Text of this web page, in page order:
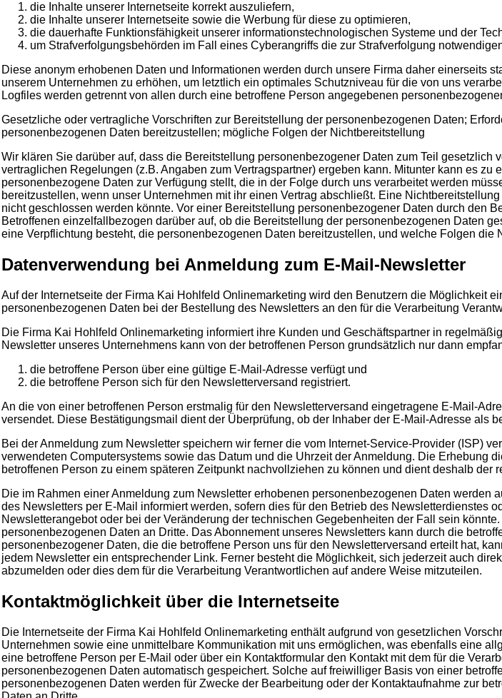
die Inhalte unserer Internetseite korrekt auszuliefern,
die Inhalte unserer Internetseite sowie die Werbung für diese zu optimieren,
die dauerhafte Funktionsfähigkeit unserer informationstechnologischen Systeme und der
um Strafverfolgungsbehörden im Fall eines Cyberangriffs die zur Strafverfolgung
Diese anonym erhobenen Daten und Informationen werden durch unsere Firma daher einerseits
unserem Unternehmen zu erhöhen, um letztlich ein optimales Schutzniveau für die von uns
Logfiles werden getrennt von allen durch eine betroffene Person angegebenen
Gesetzliche oder vertragliche Vorschriften zur Bereitstellung der personenbezogenen Daten;
personenbezogenen Daten bereitzustellen; mögliche Folgen der Nichtbereitstellung
Wir klären Sie darüber auf, dass die Bereitstellung personenbezogener Daten zum Teil
vertraglichen Regelungen (z.B. Angaben zum Vertragspartner) ergeben kann. Mitunter kann es
personenbezogene Daten zur Verfügung stellt, die in der Folge durch uns verarbeitet werden
bereitzustellen, wenn unser Unternehmen mit ihr einen Vertrag abschließt. Eine
nicht geschlossen werden könnte. Vor einer Bereitstellung personenbezogener Daten durch den
Betroffenen einzelfallbezogen darüber auf, ob die Bereitstellung der personenbezogenen Daten
eine Verpflichtung besteht, die personenbezogenen Daten bereitzustellen, und welche Folgen
Datenverwendung bei Anmeldung zum E-Mail-Newsletter
Auf der Internetseite der Firma Kai Hohlfeld Onlinemarketing wird den Benutzern die Möglichkeit
personenbezogenen Daten bei der Bestellung des Newsletters an den für die Verarbeitung
Die Firma Kai Hohlfeld Onlinemarketing informiert ihre Kunden und Geschäftspartner in
Newsletter unseres Unternehmens kann von der betroffenen Person grundsätzlich nur dann
die betroffene Person über eine gültige E-Mail-Adresse verfügt und
die betroffene Person sich für den Newsletterversand registriert.
An die von einer betroffenen Person erstmalig für den Newsletterversand eingetragene E-Mail-
versendet. Diese Bestätigungsmail dient der Überprüfung, ob der Inhaber der E-Mail-Adresse als
Bei der Anmeldung zum Newsletter speichern wir ferner die vom Internet-Service-Provider (ISP)
verwendeten Computersystems sowie das Datum und die Uhrzeit der Anmeldung. Die Erhebung
betroffenen Person zu einem späteren Zeitpunkt nachvollziehen zu können und dient deshalb
Die im Rahmen einer Anmeldung zum Newsletter erhobenen personenbezogenen Daten
des Newsletters per E-Mail informiert werden, sofern dies für den Betrieb des
Newsletterangebot oder bei der Veränderung der technischen Gegebenheiten der Fall sein
personenbezogenen Daten an Dritte. Das Abonnement unseres Newsletters kann durch die
personenbezogener Daten, die die betroffene Person uns für den Newsletterversand erteilt hat,
jedem Newsletter ein entsprechender Link. Ferner besteht die Möglichkeit, sich jederzeit auch
abzumelden oder dies dem für die Verarbeitung Verantwortlichen auf andere Weise mitzuteilen.
Kontaktmöglichkeit über die Internetseite
Die Internetseite der Firma Kai Hohlfeld Onlinemarketing enthält aufgrund von gesetzlichen
Unternehmen sowie eine unmittelbare Kommunikation mit uns ermöglichen, was ebenfalls eine
eine betroffene Person per E-Mail oder über ein Kontaktformular den Kontakt mit dem für die
personenbezogenen Daten automatisch gespeichert. Solche auf freiwilliger Basis von einer
personenbezogenen Daten werden für Zwecke der Bearbeitung oder der Kontaktaufnahme zur